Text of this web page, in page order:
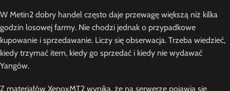
W Metin2 dobry handel często daje przewagę większą niż kilka
godzin losowej farmy. Nie chodzi jednak o przypadkowe
kupowanie i sprzedawanie. Liczy się obserwacja. Trzeba wiedzieć,
kiedy trzymać item, kiedy go sprzedać i kiedy nie wydawać
Yangów.
Z materiałów XenoxMT2 wynika, że na serwerze pojawia się